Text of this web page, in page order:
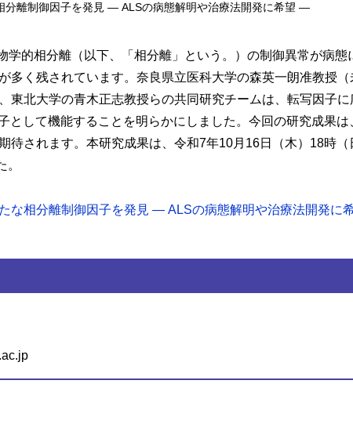
分離制御因子を発見 ― ALSの病態解明や治療法開発に希望 ―
的相分離（以下、「相分離」という。）の制御異常が病態
多く残されています。奈良県立医科大学の森英一朗准教授
東北大学の青木正志教授らの共同研究チームは、転写因子
として機能することを明らかにしました。今回の研究成果
待されます。本研究成果は、令和7年10月16日（木）18時
な相分離制御因子を発見 ― ALSの病態解明や治療法開発に